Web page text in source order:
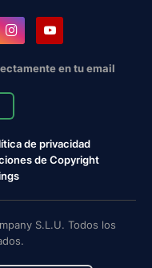
en tu email
de privacidad
de Copyright
S.L.U. Todos los